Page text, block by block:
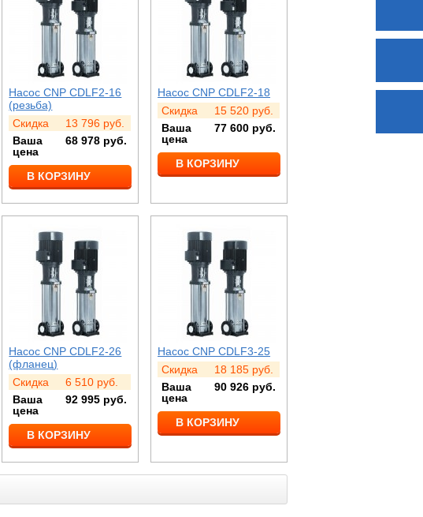
Насос CNP CDLF2-16
(резьба)
Скидка
13 796 руб.
Ваша
цена
68 978 руб.
В КОРЗИНУ
Насос CNP CDLF2-18
Скидка
15 520 руб.
Ваша
цена
77 600 руб.
В КОРЗИНУ
Насос CNP CDLF2-26
(фланец)
Скидка
6 510 руб.
Ваша
цена
92 995 руб.
В КОРЗИНУ
Насос CNP CDLF3-25
Скидка
18 185 руб.
Ваша
цена
90 926 руб.
В КОРЗИНУ